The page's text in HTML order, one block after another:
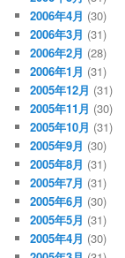
2006年4月 (30)
2006年3月 (31)
2006年2月 (28)
2006年1月 (31)
2005年12月 (31)
2005年11月 (30)
2005年10月 (31)
2005年9月 (30)
2005年8月 (31)
2005年7月 (31)
2005年6月 (30)
2005年5月 (31)
2005年4月 (30)